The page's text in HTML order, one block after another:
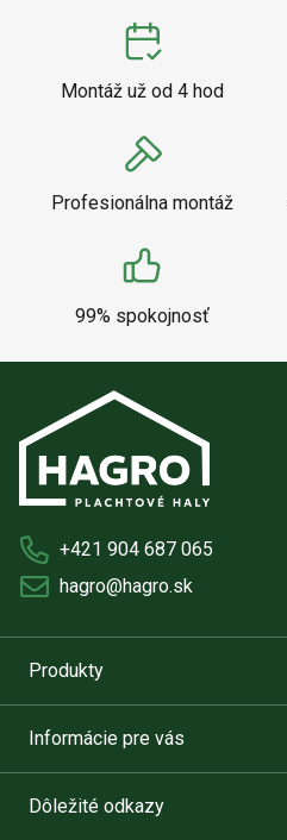
Montáž už od 4 hod
Profesionálna montáž
99% spokojnosť
+421 904 687 065
hagro@hagro.sk
Produkty
Informácie pre vás
Dôležité odkazy